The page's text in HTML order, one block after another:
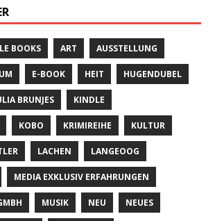
BOOKS ART AUSSTELLUNG
E-BOOK HEIT HUGENDUBEL
BRUNJES KINDLE
KOBO KRIMIREIHE KULTUR
LACHEN LANGEOOG
MEDIA EXKLUSIV ERFAHRUNGEN
MUSIK NEU NEUES